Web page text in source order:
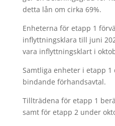
detta lån om cirka 69%.
Enheterna för etapp 1
inflyttningsklara till juni
vara inflyttningsklart i
Samtliga enheter i etapp
bindande förhandsavtal.
Tillträdena för etapp 1
samt för etapp 2 under